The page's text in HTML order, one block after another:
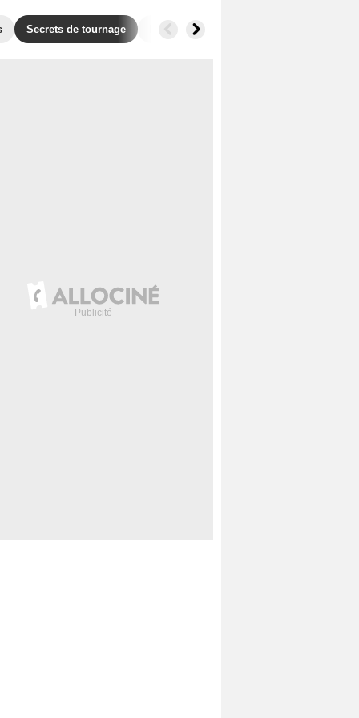
Secrets de tournage Films similaires